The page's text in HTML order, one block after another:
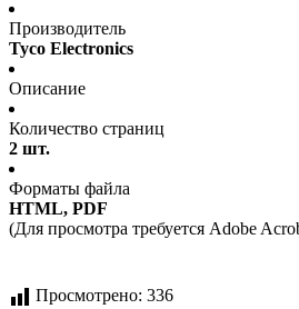
Производитель
Tyco Electronics
Описание
Количество страниц
2 шт.
Форматы файла
HTML, PDF
(Для просмотра требуется Adobe
Просмотрено: 336